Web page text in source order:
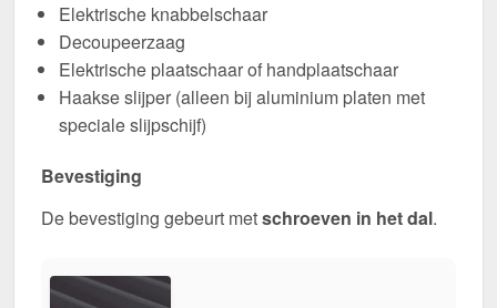
Elektrische knabbelschaar
Decoupeerzaag
Elektrische plaatschaar of handplaatschaar
Haakse slijper (alleen bij aluminium platen met
speciale slijpschijf)
Bevestiging
De bevestiging gebeurt metschroeven in het dal.